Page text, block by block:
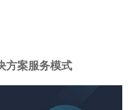
方案服务模式